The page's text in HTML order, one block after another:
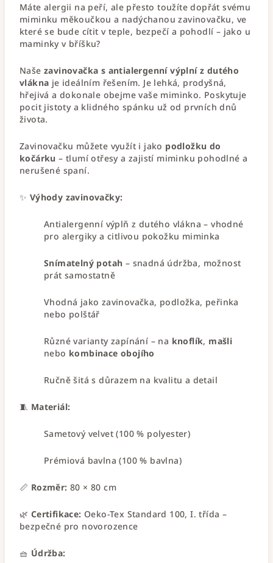
Máte alergii na peří, ale přesto toužíte dopřát svému
miminku měkoučkou a nadýchanou zavinovačku, ve
které se bude cítit v teple, bezpečí a pohodlí – jako u
maminky v bříšku?
Naše zavinovačka s antialergenní výplní z dutého
vlákna je ideálním řešením. Je lehká, prodyšná,
hřejivá a dokonale obejme vaše miminko. Poskytuje
pocit jistoty a klidného spánku už od prvních dnů
života.
Zavinovačku můžete využít i jako podložku do
kočárku – tlumí otřesy a zajistí miminku pohodlné a
nerušené spaní.
✨ Výhody zavinovačky:
Antialergenní výplň z dutého vlákna – vhodné
pro alergiky a citlivou pokožku miminka
Snímatelný potah – snadná údržba, možnost
prát samostatně
Vhodná jako zavinovačka, podložka, peřinka
nebo polštář
Různé varianty zapínání – na knoflík, mašli
nebo kombinace obojího
Ručně šitá s důrazem na kvalitu a detail
🧵 Materiál:
Sametový velvet (100 % polyester)
Prémiová bavlna (100 % bavlna)
📏 Rozměr: 80 × 80 cm
🌿 Certifikace: Oeko-Tex Standard 100, I. třída –
bezpečné pro novorozence
🧺 Údržba: